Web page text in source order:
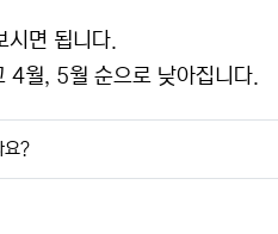
면 됩니다.
4월, 5월 순으로 낮아집니다.
요?